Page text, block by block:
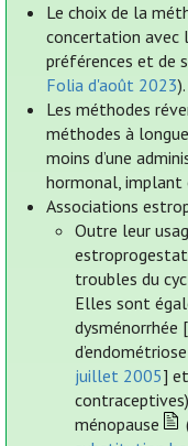
Le choix de la
concertation avec
préférences et de
Folia d'août 2023).
Les méthodes
méthodes à
moins d’une
hormonal, implant
Associations
Outre leur
troubles du
Elles sont
dysménorrhée [
d’endométriose
juillet 2005]
ménopause